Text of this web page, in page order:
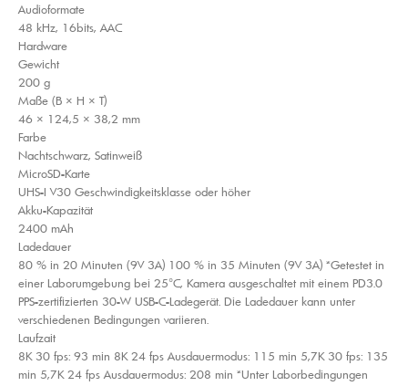
Audioformate
48 kHz, 16bits, AAC
Hardware
Gewicht
200 g
Maße (B × H × T)
46 × 124,5 × 38,2 mm
Farbe
Nachtschwarz, Satinweiß
MicroSD-Karte
UHS-I V30 Geschwindigkeitsklasse oder höher
Akku-Kapazität
2400 mAh
Ladedauer
80 % in 20 Minuten (9V 3A) 100 % in 35 Minuten (9V 3A) *Getestet in
einer Laborumgebung bei 25°C, Kamera ausgeschaltet mit einem PD3.0
PPS-zertifizierten 30-W USB-C-Ladegerät. Die Ladedauer kann unter
verschiedenen Bedingungen variieren.
Laufzait
8K 30 fps: 93 min 8K 24 fps Ausdauermodus: 115 min 5,7K 30 fps: 135
min 5,7K 24 fps Ausdauermodus: 208 min *Unter Laborbedingungen